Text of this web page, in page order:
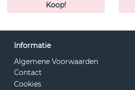
Koop!
Informatie
Algemene Voorwaarden
Contact
Cookies